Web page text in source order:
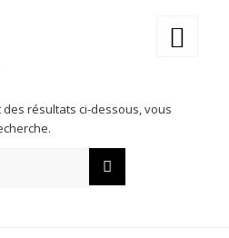
résultats ci-dessous, vous